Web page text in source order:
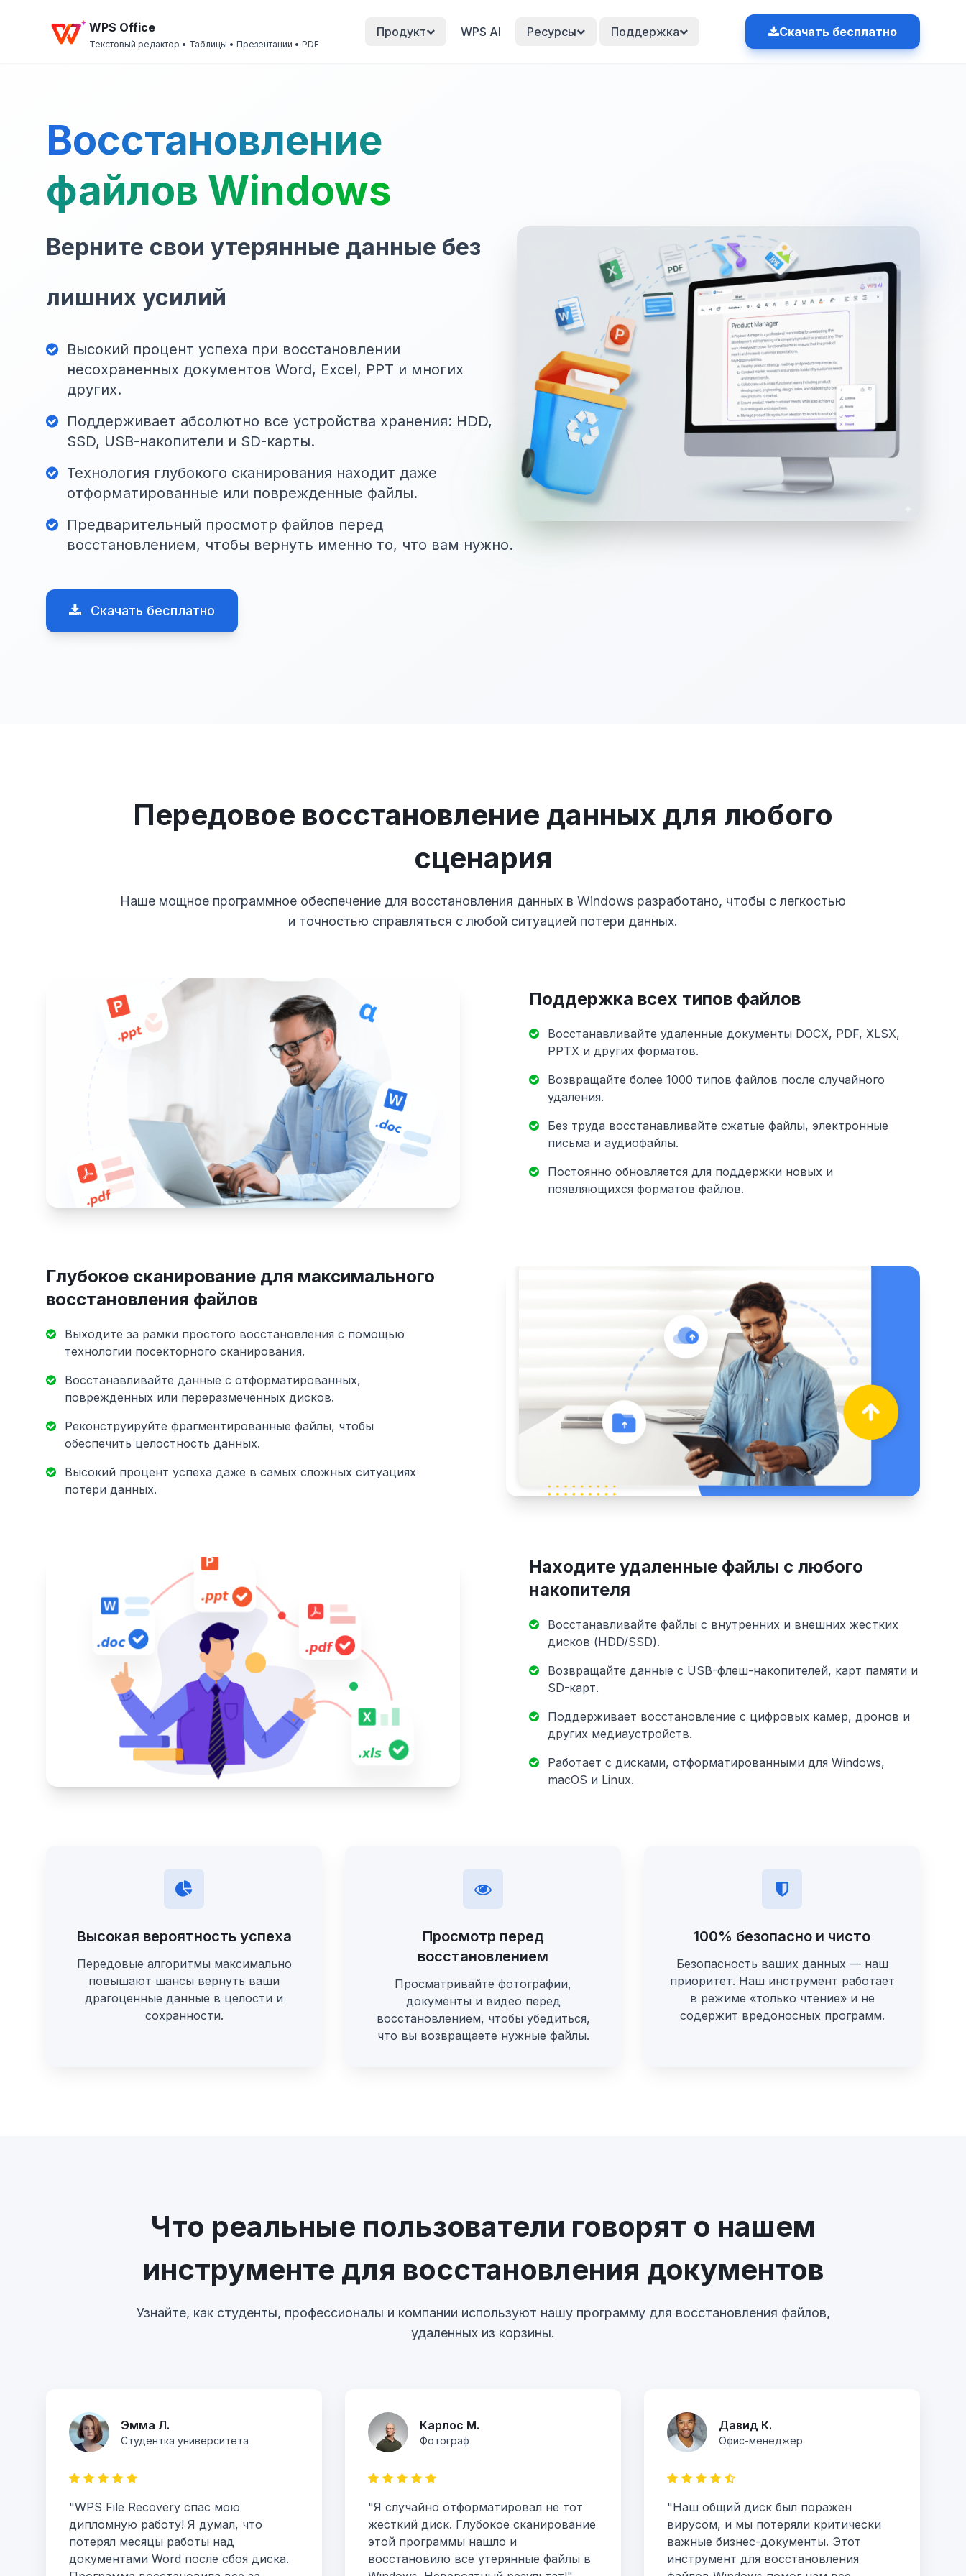
WPS Office
Текстовый редактор • Таблицы • Презентации • PDF
Продукт WPS AI Ресурсы Поддержка Скачать бесплатно
Восстановление
файлов Windows
Верните свои утерянные данные без
лишних усилий
Высокий процент успеха при восстановлении
несохраненных документов Word, Excel, PPT и многих
других.
Поддерживает абсолютно все устройства хранения: HDD,
SSD, USB-накопители и SD-карты.
Технология глубокого сканирования находит даже
отформатированные или поврежденные файлы.
Предварительный просмотр файлов перед
восстановлением, чтобы вернуть именно то, что вам нужно.
Скачать бесплатно
Передовое восстановление данных для любого
сценария
Наше мощное программное обеспечение для восстановления данных в Windows разработано, чтобы с легкостью
и точностью справляться с любой ситуацией потери данных.
Поддержка всех типов файлов
Восстанавливайте удаленные документы DOCX, PDF, XLSX,
PPTX и других форматов.
Возвращайте более 1000 типов файлов после случайного
удаления.
Без труда восстанавливайте сжатые файлы, электронные
письма и аудиофайлы.
Постоянно обновляется для поддержки новых и
появляющихся форматов файлов.
Глубокое сканирование для максимального
восстановления файлов
Выходите за рамки простого восстановления с помощью
технологии посекторного сканирования.
Восстанавливайте данные с отформатированных,
поврежденных или переразмеченных дисков.
Реконструируйте фрагментированные файлы, чтобы
обеспечить целостность данных.
Высокий процент успеха даже в самых сложных ситуациях
потери данных.
Находите удаленные файлы с любого
накопителя
Восстанавливайте файлы с внутренних и внешних жестких
дисков (HDD/SSD).
Возвращайте данные с USB-флеш-накопителей, карт памяти и
SD-карт.
Поддерживает восстановление с цифровых камер, дронов и
других медиаустройств.
Работает с дисками, отформатированными для Windows,
macOS и Linux.
Высокая вероятность успеха
Передовые алгоритмы максимально
повышают шансы вернуть ваши
драгоценные данные в целости и
сохранности.
Просмотр перед
восстановлением
Просматривайте фотографии,
документы и видео перед
восстановлением, чтобы убедиться,
что вы возвращаете нужные файлы.
100% безопасно и чисто
Безопасность ваших данных — наш
приоритет. Наш инструмент работает
в режиме «только чтение» и не
содержит вредоносных программ.
Что реальные пользователи говорят о нашем
инструменте для восстановления документов
Узнайте, как студенты, профессионалы и компании используют нашу программу для восстановления файлов,
удаленных из корзины.
Эмма Л.
Студентка университета
"WPS File Recovery спас мою
дипломную работу! Я думал, что
потерял месяцы работы над
документами Word после сбоя диска.
Карлос М.
Фотограф
"Я случайно отформатировал не тот
жесткий диск. Глубокое сканирование
этой программы нашло и
восстановило все утерянные файлы в
Давид К.
Офис-менеджер
"Наш общий диск был поражен
вирусом, и мы потеряли критически
важные бизнес-документы. Этот
инструмент для восстановления